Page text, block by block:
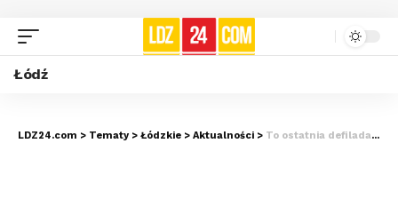
Łódź
LDZ24.com > Tematy > Łódzkie > Aktualności > To ostatnia defilada z F-16? W przyszłym roku w Łasku wylądują F-35